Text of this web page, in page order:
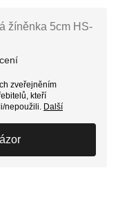
žíněnka 5cm HS-
zveřejněním
kteří
nepoužili. Další